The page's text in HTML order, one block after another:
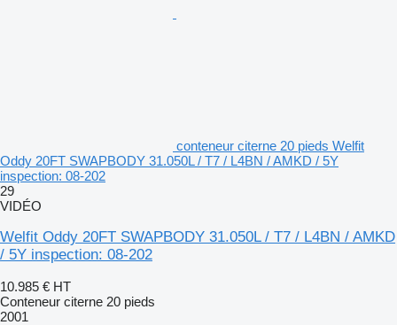
conteneur citerne 20 pieds Welfit
Oddy 20FT SWAPBODY 31.050L / T7 / L4BN / AMKD / 5Y
inspection: 08-202
29
VIDÉO
Welfit Oddy 20FT SWAPBODY 31.050L / T7 / L4BN / AMKD
/ 5Y inspection: 08-202
10.985 € HT
Conteneur citerne 20 pieds
2001